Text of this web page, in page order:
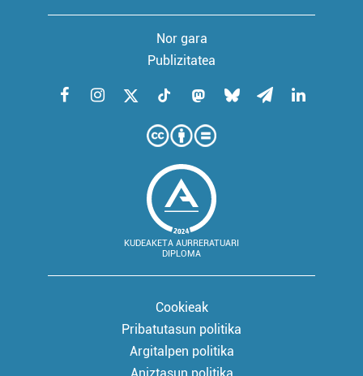
Nor gara
Publizitatea
KUDEAKETA AURRERATUARI
DIPLOMA
Cookieak
Pribatutasun politika
Argitalpen politika